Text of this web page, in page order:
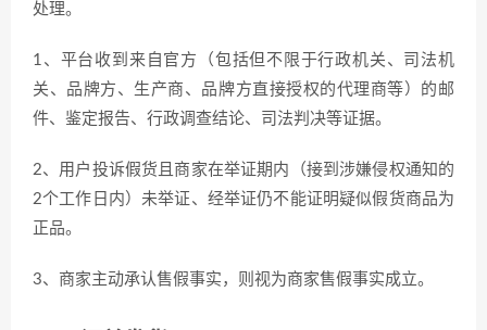
处理。
1、平台收到来自官方（包括但不限于行政机关、司法机
关、品牌方、生产商、品牌方直接授权的代理商等）的邮
件、鉴定报告、行政调查结论、司法判决等证据。
2、用户投诉假货且商家在举证期内（接到涉嫌侵权通知的
2个工作日内）未举证、经举证仍不能证明疑似假货商品为
正品。
3、商家主动承认售假事实，则视为商家售假事实成立。